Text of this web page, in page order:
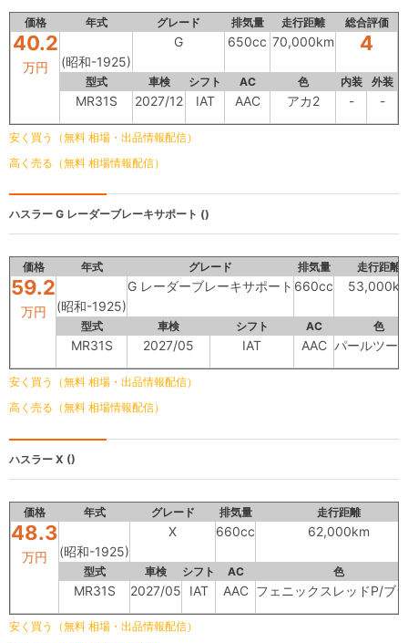
価格 年式 グレード 排気量 走行距離 総合評価
40.2
万円 (昭和-1925)
G 650cc 70,000km 4
型式 車検 シフト AC 色 内装 外装
MR31S 2027/12 IAT AAC アカ2 - -
安く買う（無料 相場・出品情報配信）
高く売る（無料 相場情報配信）
ハスラー G レーダーブレーキサポート ()
価格 年式 グレード 排気量 走行距離
59.2
万円 (昭和-1925)
G レーダーブレーキサポート 660cc
型式 車検 シフト AC 色
MR31S 2027/05 IAT AAC パールツー
安く買う（無料 相場・出品情報配信）
高く売る（無料 相場情報配信）
ハスラー X ()
価格 年式 グレード 排気量 走行距離
48.3
万円 (昭和-1925)
X 660cc 62,000km
型式 車検 シフト AC 色
MR31S 2027/05 IAT AAC フェニックスレッドP/ブ
安く買う（無料 相場・出品情報配信）